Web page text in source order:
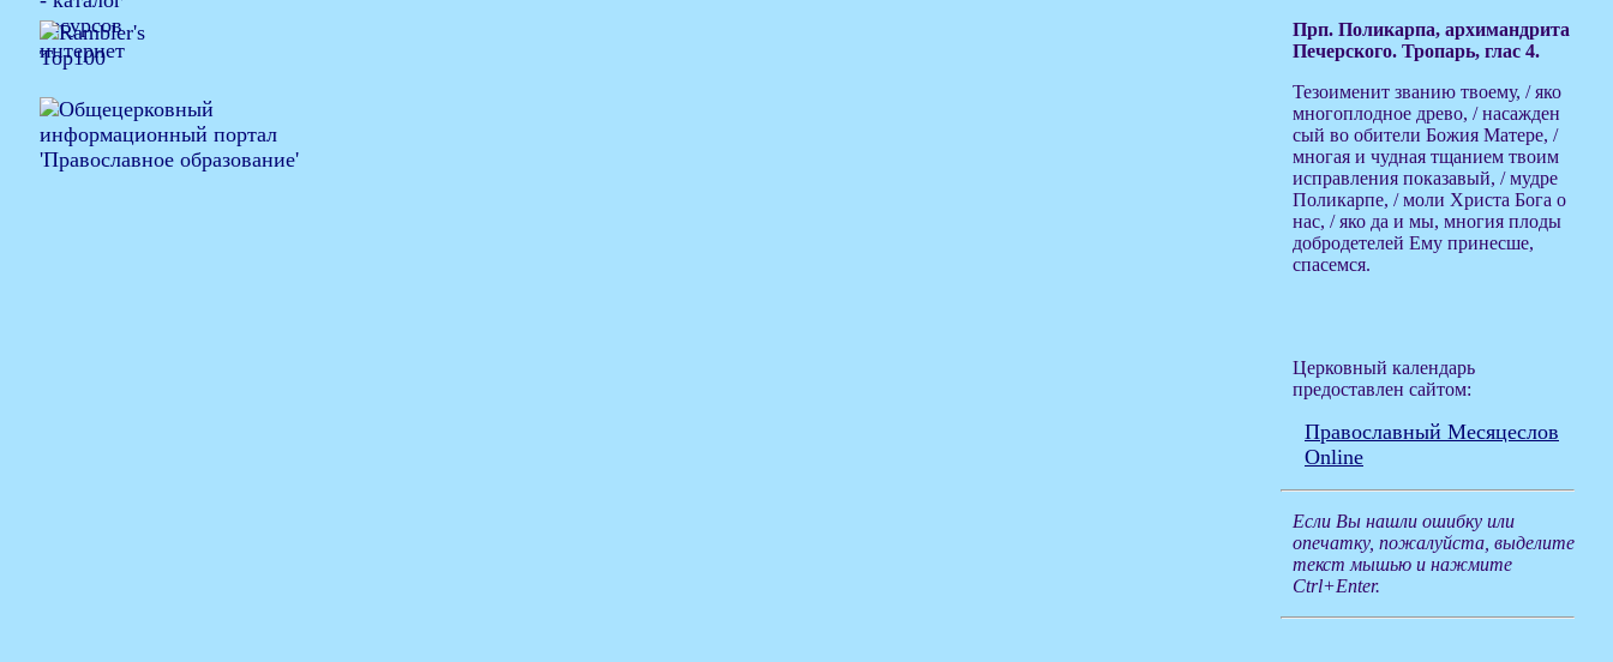
Прп. Поликарпа, архимандрита
Печерского. Тропарь, глас 4.
Тезоименит званию твоему, / яко
многоплодное древо, / насажден
сый во обители Божия Матере, /
многая и чудная тщанием твоим
исправления показавый, / мудре
Поликарпе, / моли Христа Бога о
нас, / яко да и мы, многия плоды
добродетелей Ему принесше,
спасемся.
Церковный календарь
предоставлен сайтом:
Православный Месяцеслов
Online
Если Вы нашли ошибку или
опечатку, пожалуйста, выделите
текст мышью и нажмите
Ctrl+Enter.